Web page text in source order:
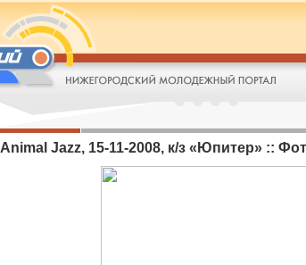
Animal Jazz, 15-11-2008, к/з «Юпитер» ::